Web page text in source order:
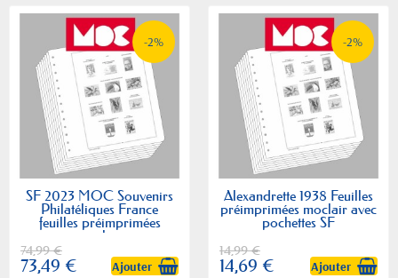
-2%
SF 2023 MOC Souvenirs
Philatéliques France
feuilles préimprimées
moclair
74,99 €
73,49 € Ajouter
-2%
Alexandrette 1938 Feuilles
préimprimées moclair avec
pochettes SF
14,99 €
14,69 € Ajouter